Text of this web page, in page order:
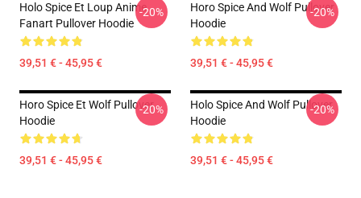
Holo Spice Et Loup Anime
Fanart Pullover Hoodie
39,51 € - 45,95 €
-20%
Horo Spice And Wolf Pullover
Hoodie
39,51 € - 45,95 €
-20%
Horo Spice Et Wolf Pullover
Hoodie
39,51 € - 45,95 €
-20%
Holo Spice And Wolf Pullover
Hoodie
39,51 € - 45,95 €
-20%